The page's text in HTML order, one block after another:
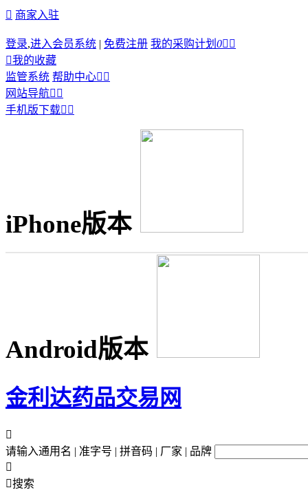
 商家入驻
登录,进入会员系统 | 免费注册 我的采购计划 0 
我的收藏
监管系统 帮助中心 
网站导航 
手机版下载 
iPhone版本
Android版本
金利达药品交易网

请输入通用名 | 准字号 | 拼音码 | 厂家 | 品牌

搜索